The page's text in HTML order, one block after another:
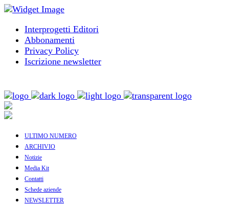
Interprogetti Editori
Abbonamenti
Privacy Policy
Iscrizione newsletter
ULTIMO NUMERO
ARCHIVIO
Notizie
Media Kit
Contatti
Schede aziende
NEWSLETTER